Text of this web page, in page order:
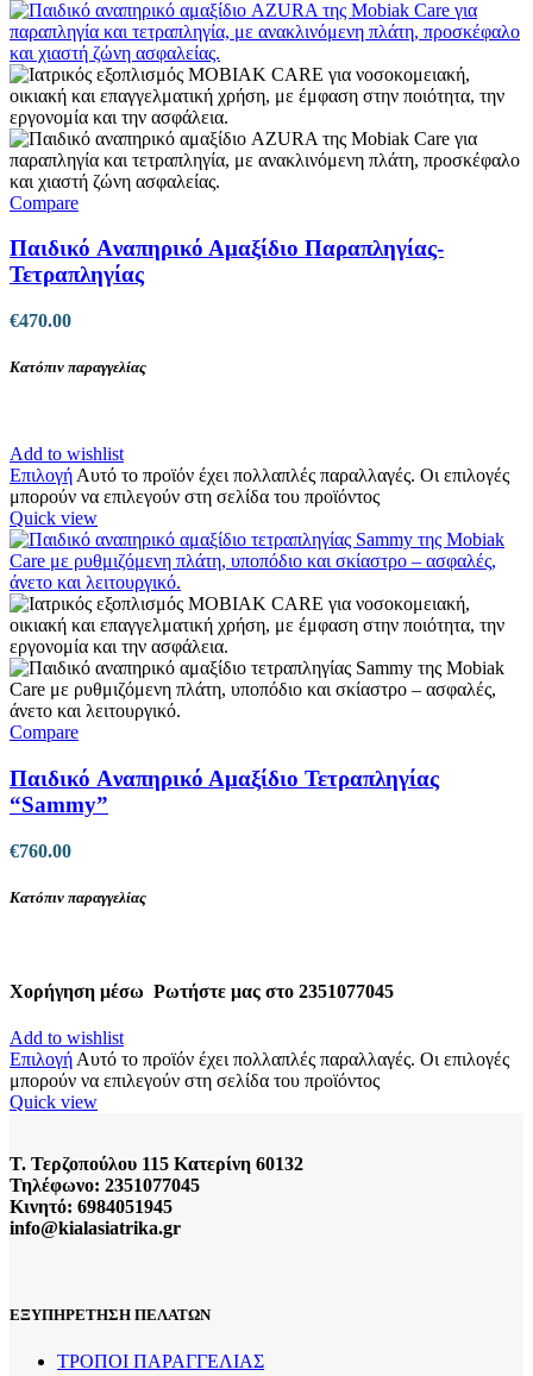
Compare
Παιδικό Aναπηρικό Αμαξίδιο Παραπληγίας-
Τετραπληγίας
€470.00
Κατόπιν παραγγελίας
Add to wishlist
ΕπιλογήΑυτό το προϊόν έχει πολλαπλές παραλλαγές. Οι επιλογές
μπορούν να επιλεγούν στη σελίδα του προϊόντος
Quick view
Compare
Παιδικό Aναπηρικό Αμαξίδιο Τετραπληγίας
“Sammy”
€760.00
Κατόπιν παραγγελίας
Χορήγηση μέσω Ρωτήστε μας στο 2351077045
Add to wishlist
Επιλογή Αυτό το προϊόν έχει πολλαπλές παραλλαγές. Οι επιλογές
μπορούν να επιλεγούν στη σελίδα του προϊόντος
Quick view
Τ. Τερζοπούλου 115 Κατερίνη 60132
Τηλέφωνο: 2351077045
Κινητό: 6984051945
info@kialasiatrika.gr
ΕΞΥΠΗΡΕΤΗΣΗ ΠΕΛΑΤΩΝ
ΤΡΟΠΟΙ ΠΑΡΑΓΓΕΛΙΑΣ